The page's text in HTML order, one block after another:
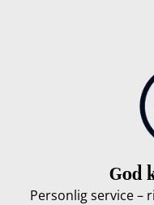
God
Personlig service –